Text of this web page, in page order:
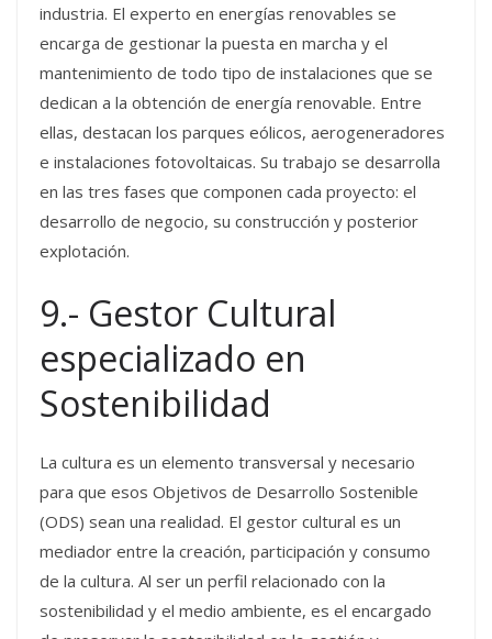
industria. El experto en energías renovables se
encarga de gestionar la puesta en marcha y el
mantenimiento de todo tipo de instalaciones que se
dedican a la obtención de energía renovable. Entre
ellas, destacan los parques eólicos, aerogeneradores
e instalaciones fotovoltaicas. Su trabajo se desarrolla
en las tres fases que componen cada proyecto: el
desarrollo de negocio, su construcción y posterior
explotación.
9.- Gestor Cultural
especializado en
Sostenibilidad
La cultura es un elemento transversal y necesario
para que esos Objetivos de Desarrollo Sostenible
(ODS) sean una realidad. El gestor cultural es un
mediador entre la creación, participación y consumo
de la cultura. Al ser un perfil relacionado con la
sostenibilidad y el medio ambiente, es el encargado